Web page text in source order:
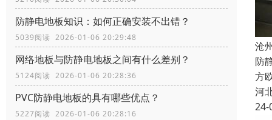
防静电地板知识：如何正确安装不出错？
5039阅读 2026-01-06 20:29:48
网络地板与防静电地板之间有什么差别？
5124阅读 2026-01-06 20:28:36
PVC防静电地板的具有哪些优点？
5227阅读 2026-01-06 20:28:16
沧
防
方
河
24-